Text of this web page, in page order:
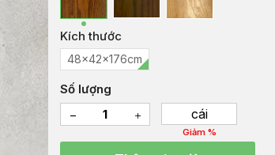
Kích thước
48x42x176cm
Số lượng
cái
Giảm %